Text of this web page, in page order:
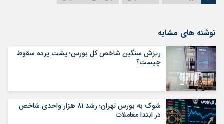
نوشته های مشابه
ریزش سنگین شاخص کل بورس؛ پشت پرده سقوط
چیست؟
شوک به بورس تهران؛ رشد ۸۱ هزار واحدی شاخص
در ابتدا معاملات